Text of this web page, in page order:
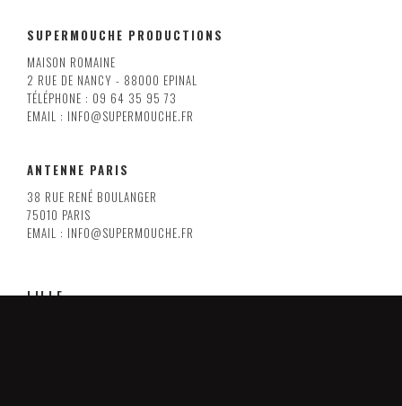
SUPERMOUCHE PRODUCTIONS
MAISON ROMAINE
2 RUE DE NANCY - 88000 EPINAL
TÉLÉPHONE : 09 64 35 95 73
EMAIL : INFO@SUPERMOUCHE.FR
ANTENNE PARIS
38 RUE RENÉ BOULANGER
75010 PARIS
EMAIL : INFO@SUPERMOUCHE.FR
LILLE